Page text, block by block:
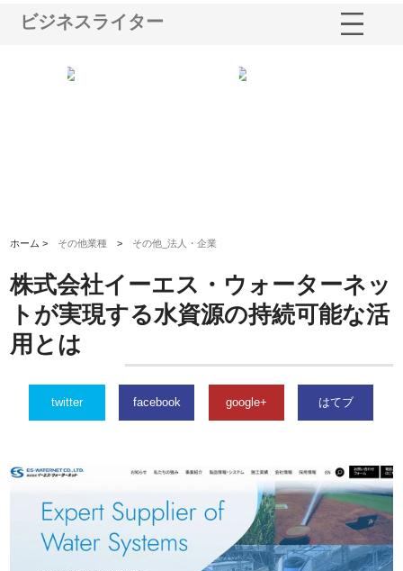
ビジネスライター
ホーム > その他業種 > その他_法人・企業
株式会社イーエス・ウォーターネッ
トが実現する水資源の持続可能な活
用とは
twitter facebook google+ はてブ